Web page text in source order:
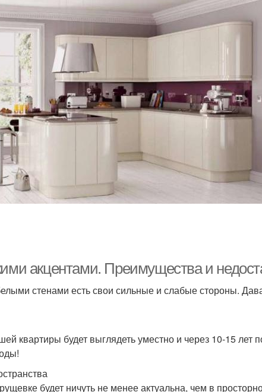
акцентами. Преимущества и
стенами есть свои сильные и слабые стороны.
квартиры будет выглядеть уместно и через 10-15 лет
будет ничуть не менее актуальна, чем в